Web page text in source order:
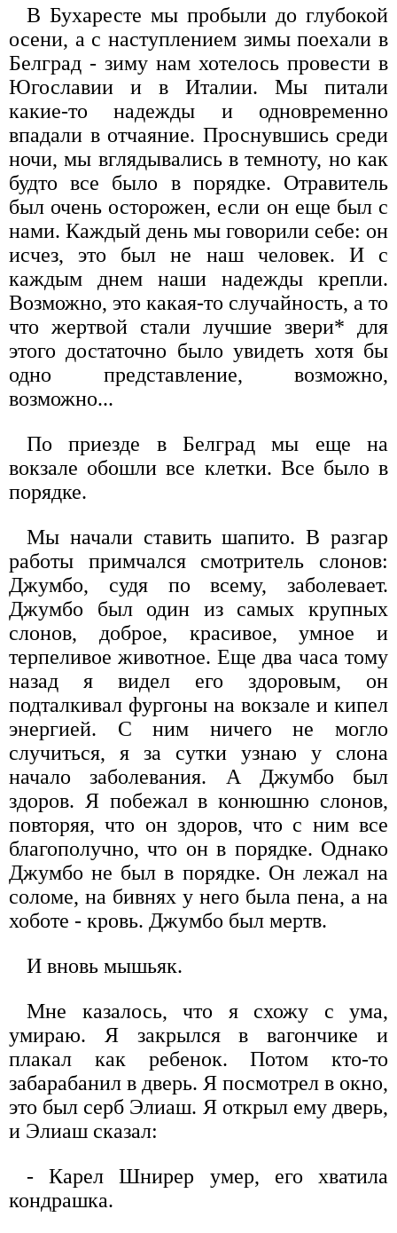
В Бухаресте мы пробыли до глубокой
осени, а с наступлением зимы поехали в
Белград - зиму нам хотелось провести в
Югославии и в Италии. Мы питали
какие-то надежды и одновременно
впадали в отчаяние. Проснувшись среди
ночи, мы вглядывались в темноту, но как
будто все было в порядке. Отравитель
был очень осторожен, если он еще был с
нами. Каждый день мы говорили себе: он
исчез, это был не наш человек. И с
каждым днем наши надежды крепли.
Возможно, это какая-то случайность, а то
что жертвой стали лучшие звери* для
этого достаточно было увидеть хотя бы
одно представление, возможно,
возможно...
По приезде в Белград мы еще на
вокзале обошли все клетки. Все было в
порядке.
Мы начали ставить шапито. В разгар
работы примчался смотритель слонов:
Джумбо, судя по всему, заболевает.
Джумбо был один из самых крупных
слонов, доброе, красивое, умное и
терпеливое животное. Еще два часа тому
назад я видел его здоровым, он
подталкивал фургоны на вокзале и кипел
энергией. С ним ничего не могло
случиться, я за сутки узнаю у слона
начало заболевания. А Джумбо был
здоров. Я побежал в конюшню слонов,
повторяя, что он здоров, что с ним все
благополучно, что он в порядке. Однако
Джумбо не был в порядке. Он лежал на
соломе, на бивнях у него была пена, а на
хоботе - кровь. Джумбо был мертв.
И вновь мышьяк.
Мне казалось, что я схожу с ума,
умираю. Я закрылся в вагончике и
плакал как ребенок. Потом кто-то
забарабанил в дверь. Я посмотрел в окно,
это был серб Элиаш. Я открыл ему дверь,
и Элиаш сказал:
- Карел Шнирер умер, его хватила
кондрашка.